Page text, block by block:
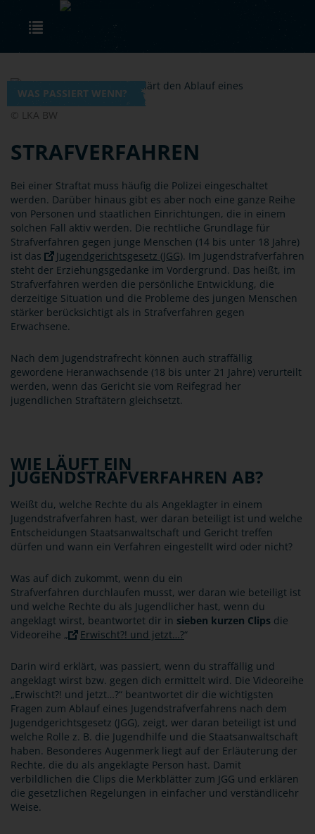
Skip to main content
WAS PASSIERT WENN?
© LKA BW
STRAFVERFAHREN
Bei einer Straftat muss häufig die Polizei eingeschaltet
werden. Darüber hinaus gibt es aber noch eine ganze Reihe
von Personen und staatlichen Einrichtungen, die in einem
solchen Fall aktiv werden. Die rechtliche Grundlage für
Strafverfahren gegen junge Menschen (14 bis unter 18 Jahre)
ist das
Jugendgerichtsgesetz (JGG). Im Jugendstrafverfahren
steht der Erziehungsgedanke im Vordergrund. Das heißt, im
Strafverfahren werden die persönliche Entwicklung, die
derzeitige Situation und die Probleme des jungen Menschen
stärker berücksichtigt als in Strafverfahren gegen
Erwachsene.
Nach dem Jugendstrafrecht können auch straffällig
gewordene Heranwachsende (18 bis unter 21 Jahre) verurteilt
werden, wenn das Gericht sie vom Reifegrad her
jugendlichen Straftätern gleichsetzt.
WIE LÄUFT EIN
JUGENDSTRAFVERFAHREN AB?
Weißt du, welche Rechte du als Angeklagter in einem
Jugendstrafverfahren hast, wer daran beteiligt ist und welche
Entscheidungen Staatsanwaltschaft und Gericht treffen
dürfen und wann ein Verfahren eingestellt wird oder nicht?
Was auf dich zukommt, wenn du ein
Strafverfahren durchlaufen musst, wer daran wie beteiligt ist
und welche Rechte du als Jugendlicher hast, wenn du
angeklagt wirst, beantwortet dir in sieben kurzen Clips die
Videoreihe „
Erwischt?! und jetzt…?“
Darin wird erklärt, was passiert, wenn du straffällig und
angeklagt wirst bzw. gegen dich ermittelt wird. Die Videoreihe
„Erwischt?! und jetzt…?“ beantwortet dir die wichtigsten
Fragen zum Ablauf eines Jugendstrafverfahrens nach dem
Jugendgerichtsgesetz (JGG), zeigt, wer daran beteiligt ist und
welche Rolle z. B. die Jugendhilfe und die Staatsanwaltschaft
haben. Besonderes Augenmerk liegt auf der Erläuterung der
Rechte, die du als angeklagte Person hast. Damit
verbildlichen die Clips die Merkblätter zum JGG und erklären
die gesetzlichen Regelungen in einfacher und verständlicehr
Weise.